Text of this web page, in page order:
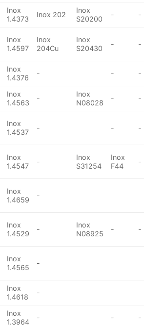
Inox
1.4373
Inox 202
Inox
S20200
- -
Inox
1.4597
Inox
204Cu
Inox
S20430
- -
Inox
1.4376
- - -
Inox
1.4563
-
Inox
N08028
- -
Inox
1.4537
- - -
Inox
1.4547
-
Inox
S31254
Inox
F44
-
Inox
1.4659
-
Inox
1.4529
-
Inox
N08925
- -
Inox
1.4565
-
Inox
1.4618
-
Inox
1.3964
- - -